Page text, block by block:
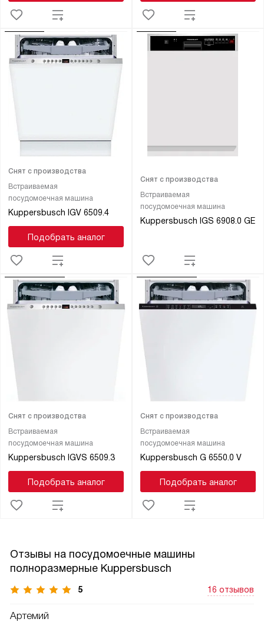
Встраиваемая
посудомоечная машина
Kuppersbusch IGV 6509.4
Снят с производства
Подобрать аналог
Встраиваемая
посудомоечная машина
Kuppersbusch IGS 6908.0 GE
Снят с производства
Встраиваемая
посудомоечная машина
Kuppersbusch IGVS 6509.3
Снят с производства
Подобрать аналог
Встраиваемая
посудомоечная машина
Kuppersbusch G 6550.0 V
Снят с производства
Подобрать аналог
Отзывы на посудомоечные машины
полноразмерные Kuppersbusch
5 16 отзывов
Артемий